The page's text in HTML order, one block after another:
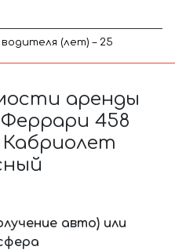
(лет) – 25
аренды
458
авто) или